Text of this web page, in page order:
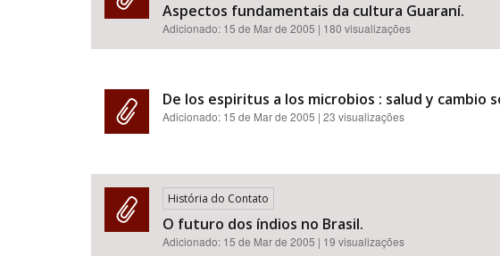
Aspectos fundamentais da cultura Guaraní.
Adicionado: 15 de Mar de 2005 | 180 visualizações
De los espiritus a los microbios : salud y cambio
Adicionado: 15 de Mar de 2005 | 23 visualizações
História do Contato
O futuro dos índios no Brasil.
Adicionado: 15 de Mar de 2005 | 19 visualizações